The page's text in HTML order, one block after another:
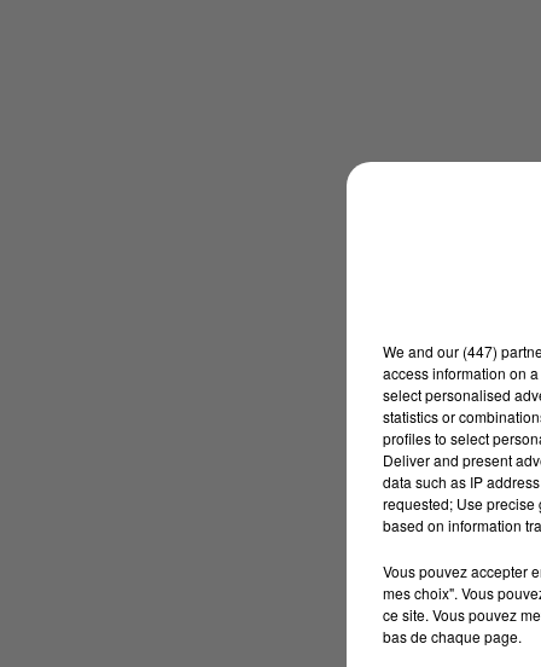
We and our (447)
access information on
select personalised
statistics or
profiles to select
Deliver and present
data such as IP
requested; Use precise
based on information
Vous pouvez accepter
mes choix". Vous
ce site. Vous pouvez
bas de chaque page.